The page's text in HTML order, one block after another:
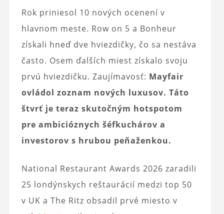
Rok priniesol 10 nových ocenení v
hlavnom meste. Row on 5 a Bonheur
získali hneď dve hviezdičky, čo sa nestáva
často. Osem ďalších miest získalo svoju
prvú hviezdičku. Zaujímavosť: Mayfair
ovládol zoznam nových luxusov. Táto
štvrť je teraz skutočným hotspotom
pre ambicióznych šéfkuchárov a
investorov s hrubou peňaženkou.
National Restaurant Awards 2026 zaradili
25 londýnskych reštaurácií medzi top 50
v UK a The Ritz obsadil prvé miesto v